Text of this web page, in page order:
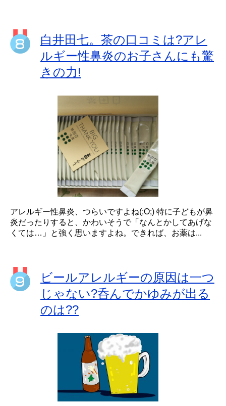
白井田七。茶の口コミは?アレ
ルギー性鼻炎のお子さんにも驚
きの力!
アレルギー性鼻炎、つらいですよね(;O;) 特に子どもが鼻
炎だったりすると、かわいそうで「なんとかしてあげな
くては…」と強く思いますよね。できれば、お薬は...
ビールアレルギーの原因は一つ
じゃない?呑んでかゆみが出る
のは??